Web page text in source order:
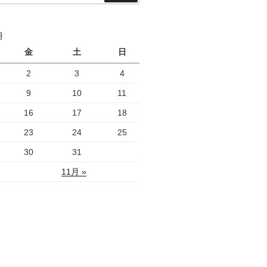
索
金
土 日
11月 »
2 3 4
9 10 11
16 17 18
23 24 25
30 31